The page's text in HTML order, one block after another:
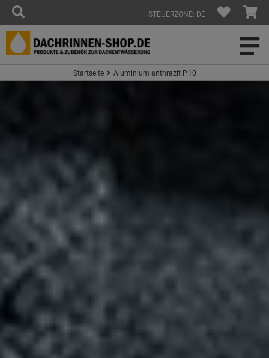
STEUERZONE: DE
Startseite Aluminium anthrazit P.10